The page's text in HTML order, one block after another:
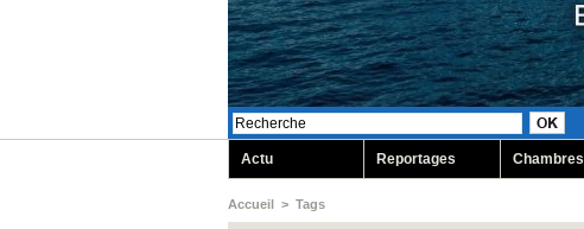
Actu Reportages Chambres
Accueil > Tags